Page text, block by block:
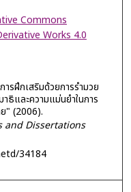
Commons
Works 4.0
รฝึกเสริมด้วยการรำมวย
ธิและความแม่นยำในการ
" (2006).
and Dissertations
34184